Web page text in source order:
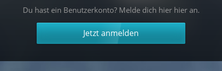
Du hast ein Benutzerkonto? Melde dich hier hier an.
Jetzt anmelden